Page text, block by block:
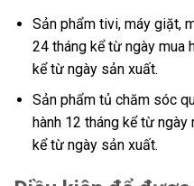
Sản phẩm tivi, máy giặt,
24 tháng kể từ ngày mua
kể từ ngày sản xuất.
Sản phẩm tủ chăm sóc
hành 12 tháng kể từ
kể từ ngày sản xuất.